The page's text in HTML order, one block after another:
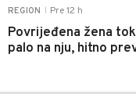
REGION Pre 12 h
Povrijeđena žena
palo na nju, hitno